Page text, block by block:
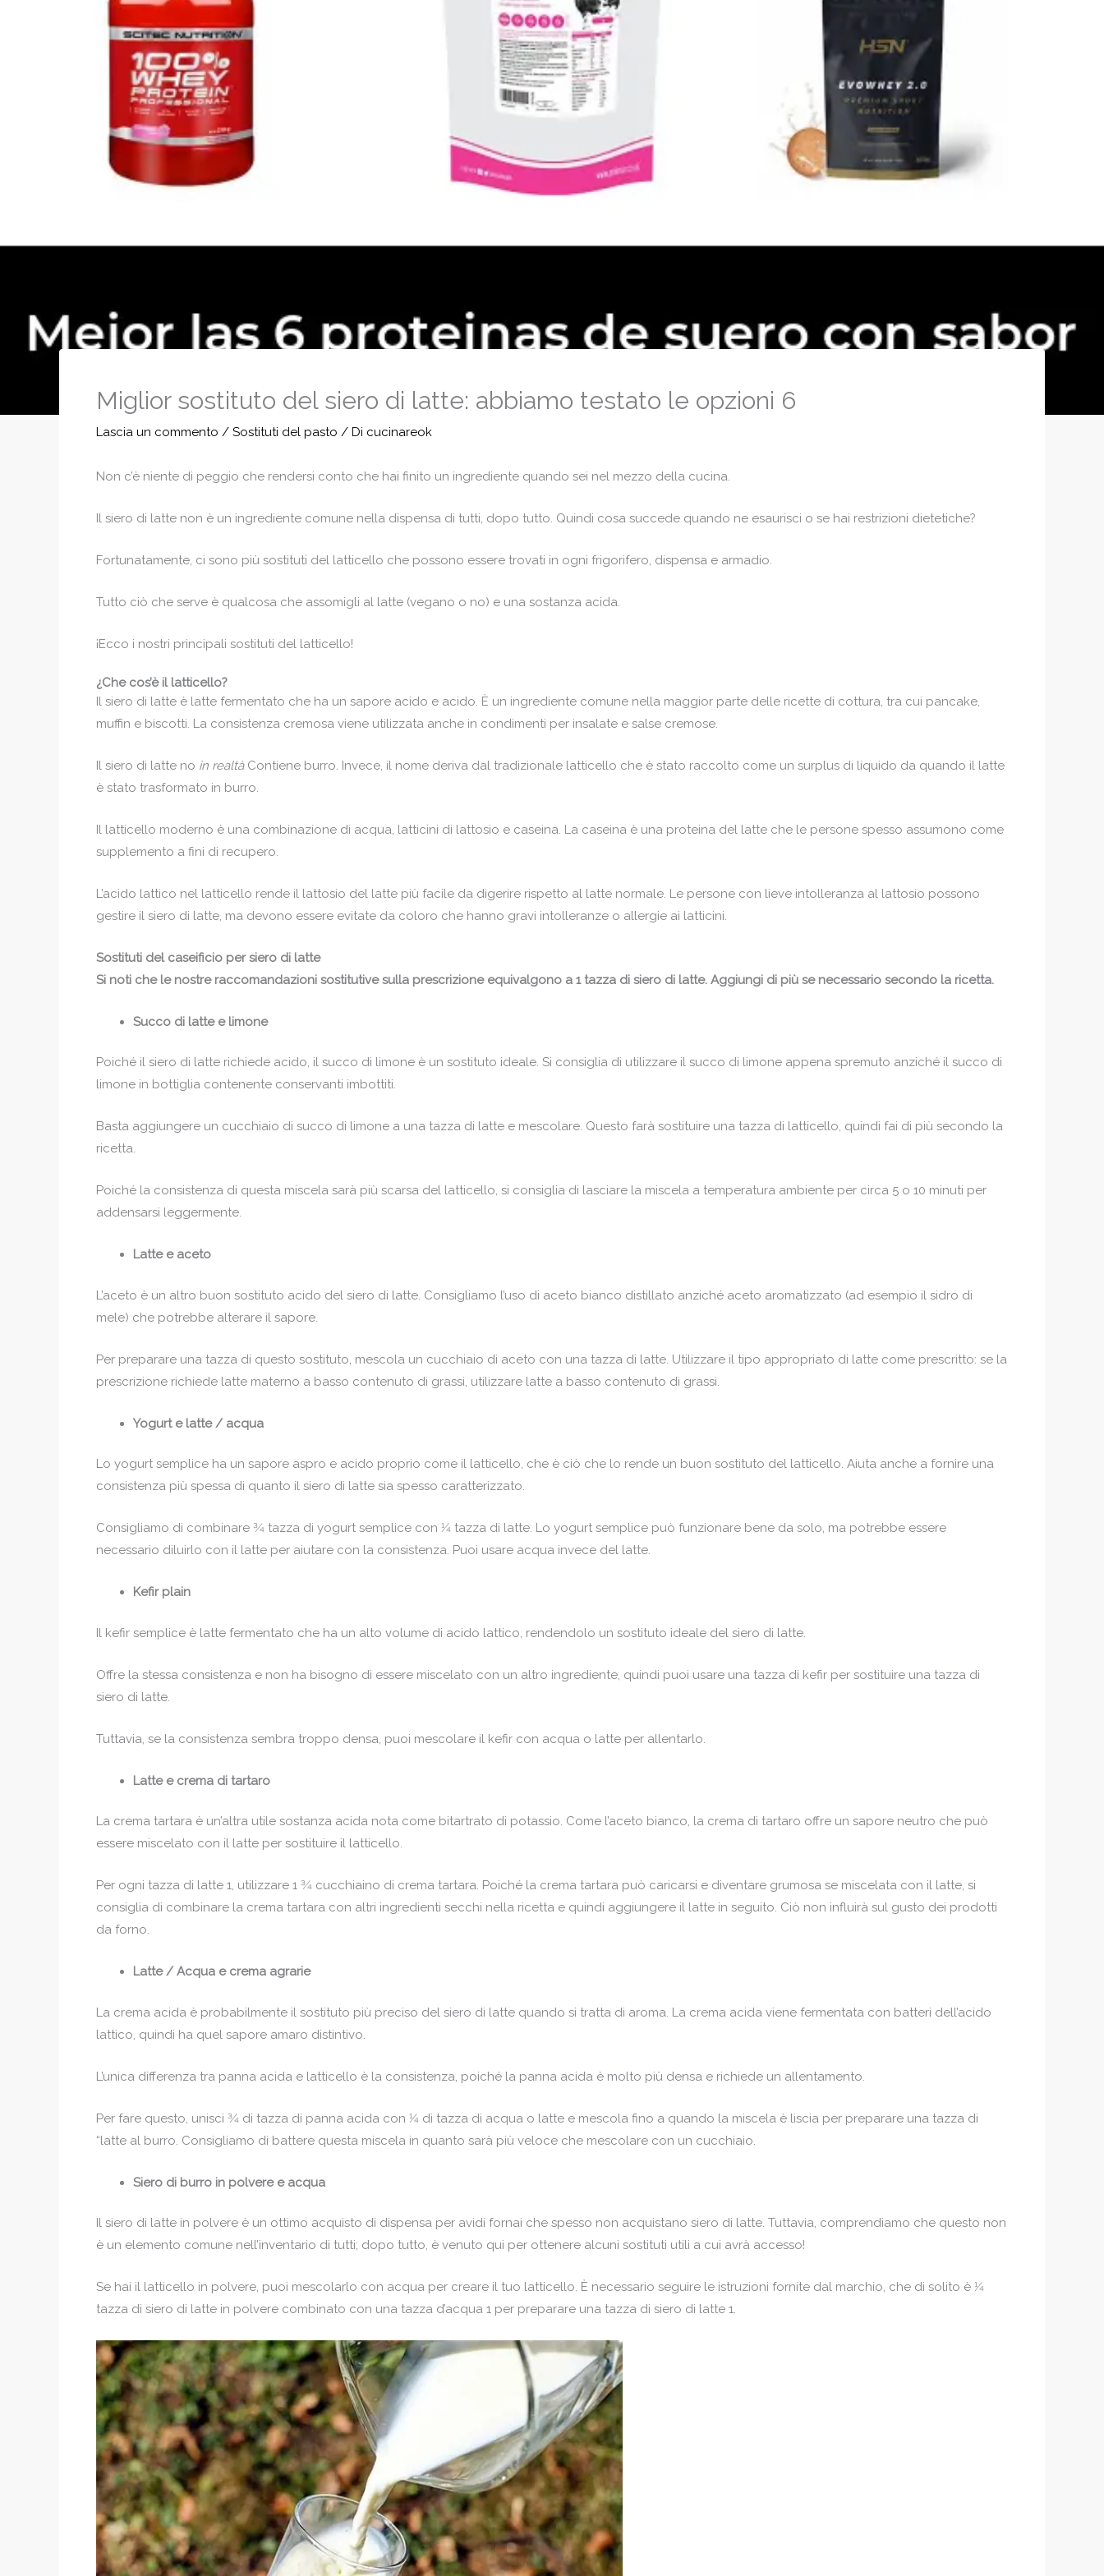
Miglior sostituto del siero di latte: abbiamo testato le opzioni 6
Lascia un commento / Sostituti del pasto / Di cucinareok
Non c’è niente di peggio che rendersi conto che hai finito un ingrediente quando sei nel mezzo della cucina.
Il siero di latte non è un ingrediente comune nella dispensa di tutti, dopo tutto. Quindi cosa succede quando ne esaurisci o se hai restrizioni dietetiche?
Fortunatamente, ci sono più sostituti del latticello che possono essere trovati in ogni frigorifero, dispensa e armadio.
Tutto ciò che serve è qualcosa che assomigli al latte (vegano o no) e una sostanza acida.
¡Ecco i nostri principali sostituti del latticello!
¿Che cos’è il latticello?
Il siero di latte è latte fermentato che ha un sapore acido e acido. È un ingrediente comune nella maggior parte delle ricette di cottura, tra cui pancake,
muffin e biscotti. La consistenza cremosa viene utilizzata anche in condimenti per insalate e salse cremose.
Il siero di latte no in realtà Contiene burro. Invece, il nome deriva dal tradizionale latticello che è stato raccolto come un surplus di liquido da quando il latte
è stato trasformato in burro.
Il latticello moderno è una combinazione di acqua, latticini di lattosio e caseina. La caseina è una proteina del latte che le persone spesso assumono come
supplemento a fini di recupero.
L’acido lattico nel latticello rende il lattosio del latte più facile da digerire rispetto al latte normale. Le persone con lieve intolleranza al lattosio possono
gestire il siero di latte, ma devono essere evitate da coloro che hanno gravi intolleranze o allergie ai latticini.
Sostituti del caseificio per siero di latte
Si noti che le nostre raccomandazioni sostitutive sulla prescrizione equivalgono a 1 tazza di siero di latte. Aggiungi di più se necessario secondo la ricetta.
Succo di latte e limone
Poiché il siero di latte richiede acido, il succo di limone è un sostituto ideale. Si consiglia di utilizzare il succo di limone appena spremuto anziché il succo di
limone in bottiglia contenente conservanti imbottiti.
Basta aggiungere un cucchiaio di succo di limone a una tazza di latte e mescolare. Questo farà sostituire una tazza di latticello, quindi fai di più secondo la
ricetta.
Poiché la consistenza di questa miscela sarà più scarsa del latticello, si consiglia di lasciare la miscela a temperatura ambiente per circa 5 o 10 minuti per
addensarsi leggermente.
Latte e aceto
L’aceto è un altro buon sostituto acido del siero di latte. Consigliamo l’uso di aceto bianco distillato anziché aceto aromatizzato (ad esempio il sidro di
mele) che potrebbe alterare il sapore.
Per preparare una tazza di questo sostituto, mescola un cucchiaio di aceto con una tazza di latte. Utilizzare il tipo appropriato di latte come prescritto: se la
prescrizione richiede latte materno a basso contenuto di grassi, utilizzare latte a basso contenuto di grassi.
Yogurt e latte / acqua
Lo yogurt semplice ha un sapore aspro e acido proprio come il latticello, che è ciò che lo rende un buon sostituto del latticello. Aiuta anche a fornire una
consistenza più spessa di quanto il siero di latte sia spesso caratterizzato.
Consigliamo di combinare 3⁄4 tazza di yogurt semplice con 1⁄4 tazza di latte. Lo yogurt semplice può funzionare bene da solo, ma potrebbe essere
necessario diluirlo con il latte per aiutare con la consistenza. Puoi usare acqua invece del latte.
Kefir plain
Il kefir semplice è latte fermentato che ha un alto volume di acido lattico, rendendolo un sostituto ideale del siero di latte.
Offre la stessa consistenza e non ha bisogno di essere miscelato con un altro ingrediente, quindi puoi usare una tazza di kefir per sostituire una tazza di
siero di latte.
Tuttavia, se la consistenza sembra troppo densa, puoi mescolare il kefir con acqua o latte per allentarlo.
Latte e crema di tartaro
La crema tartara è un’altra utile sostanza acida nota come bitartrato di potassio. Come l’aceto bianco, la crema di tartaro offre un sapore neutro che può
essere miscelato con il latte per sostituire il latticello.
Per ogni tazza di latte 1, utilizzare 1 3⁄4 cucchiaino di crema tartara. Poiché la crema tartara può caricarsi e diventare grumosa se miscelata con il latte, si
consiglia di combinare la crema tartara con altri ingredienti secchi nella ricetta e quindi aggiungere il latte in seguito. Ciò non influirà sul gusto dei prodotti
da forno.
Latte / Acqua e crema agrarie
La crema acida è probabilmente il sostituto più preciso del siero di latte quando si tratta di aroma. La crema acida viene fermentata con batteri dell’acido
lattico, quindi ha quel sapore amaro distintivo.
L’unica differenza tra panna acida e latticello è la consistenza, poiché la panna acida è molto più densa e richiede un allentamento.
Per fare questo, unisci 3⁄4 di tazza di panna acida con 1⁄4 di tazza di acqua o latte e mescola fino a quando la miscela è liscia per preparare una tazza di
“latte al burro. Consigliamo di battere questa miscela in quanto sarà più veloce che mescolare con un cucchiaio.
Siero di burro in polvere e acqua
Il siero di latte in polvere è un ottimo acquisto di dispensa per avidi fornai che spesso non acquistano siero di latte. Tuttavia, comprendiamo che questo non
è un elemento comune nell’inventario di tutti; dopo tutto, è venuto qui per ottenere alcuni sostituti utili a cui avrà accesso!
Se hai il latticello in polvere, puoi mescolarlo con acqua per creare il tuo latticello. È necessario seguire le istruzioni fornite dal marchio, che di solito è 1⁄4
tazza di siero di latte in polvere combinato con una tazza d’acqua 1 per preparare una tazza di siero di latte 1.